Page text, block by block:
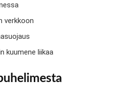
verkkoon
kuumene liikaa